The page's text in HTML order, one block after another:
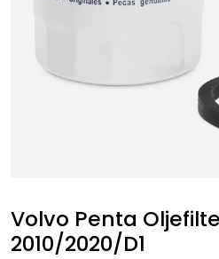
Volvo Penta
2010/2020/D1
Fritid/Sikkerhet
Outlet